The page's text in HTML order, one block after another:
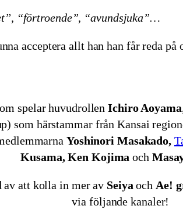
“förtroende”, “avundsjuka”…
acceptera allt han han får reda på
spelar huvudrollenIchiro Aoyama
som härstammar från Kansai
Yoshinori Masakado,
Kusama, Ken Kojima och
av att kolla in mer av Seiyaoch Ae!
via följande kanaler!